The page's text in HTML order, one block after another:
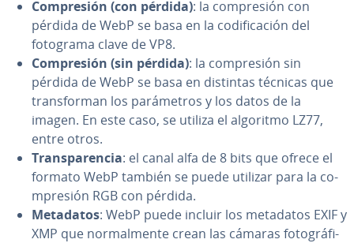
Co­m­pre­sión (con pérdida): la co­m­pre­sión con
pérdida de WebP se basa en la co­di­fi­ca­ción del
fotograma clave de VP8.
Co­m­pre­sión (sin pérdida): la co­m­pre­sión sin
pérdida de WebP se basa en distintas técnicas que
tra­n­s­fo­r­man los pa­rá­me­tros y los datos de la
imagen. En este caso, se utiliza el algoritmo LZ77,
entre otros.
Tra­n­s­pa­re­n­cia: el canal alfa de 8 bits que ofrece el
formato WebP también se puede utilizar para la co­
m­pre­sión RGB con pérdida.
Metadatos: WebP puede incluir los metadatos EXIF y
XMP que no­r­ma­l­me­n­te crean las cámaras fo­to­grá­fi­